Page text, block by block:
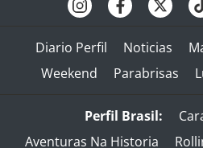
Diario Perfil Noticias
Weekend
Parabrisas
Perfil Brasil:
Aventuras Na Historia